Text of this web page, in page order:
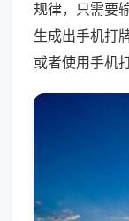
规律，只需要
生成出手机打
或者使用手机